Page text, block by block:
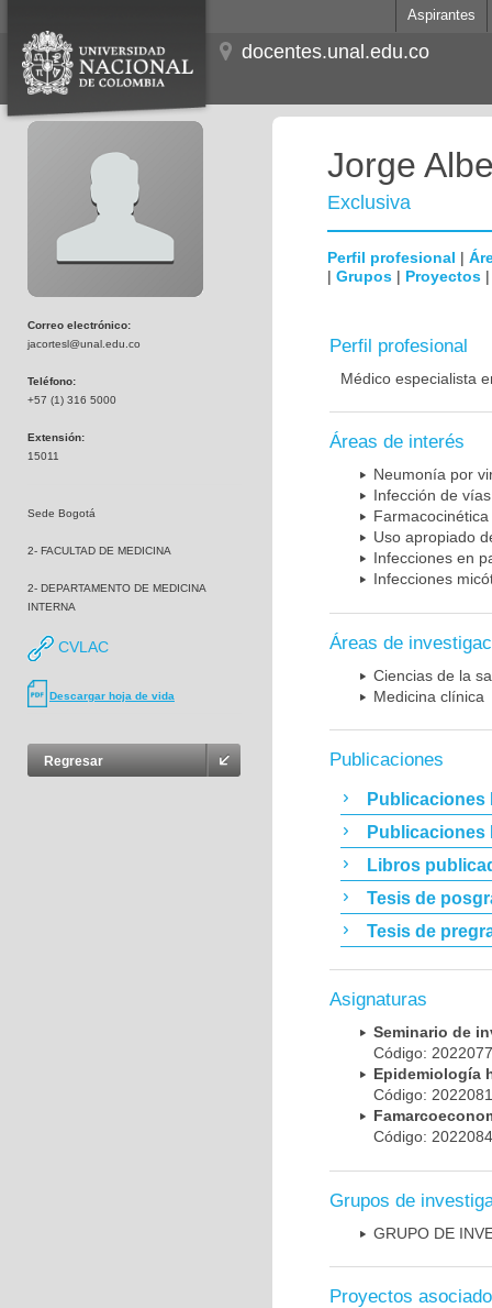
Aspirantes
docentes.unal.edu.co
Correo electrónico:
jacortesl@unal.edu.co
Teléfono:
+57 (1) 316 5000
Extensión:
15011
Sede Bogotá
2- FACULTAD DE MEDICINA
2- DEPARTAMENTO DE MEDICINA
INTERNA
CVLAC
Descargar hoja de vida
Regresar
Jorge
Exclusiva
Perfil profesional |
| Grupos | Proyectos
Perfil profesional
Médico especialista
Áreas de interés
Neumonía por
Infección de
Uso apropiado
Infecciones en
Infecciones
Áreas de
Ciencias de la
Medicina clínica
Publicaciones
Publicaciones
Publicaciones
Libros
Tesis de
Tesis de
Asignaturas
Seminario de
Código:
Epidemiología
Código:
Código:
Grupos de
GRUPO DE
Proyectos